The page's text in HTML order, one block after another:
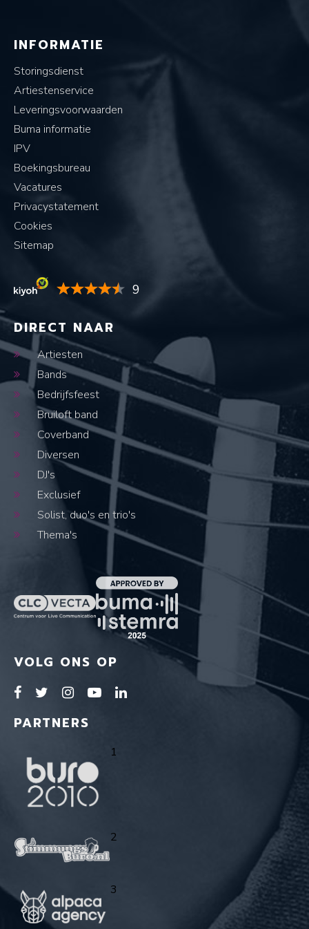
INFORMATIE
Storingsdienst
Artiestenservice
Leveringsvoorwaarden
Buma informatie
IPV
Boekingsbureau
Vacatures
Privacystatement
Cookies
Sitemap
9
DIRECT NAAR
Artiesten
Bands
Bedrijfsfeest
Bruiloft band
Coverband
Diversen
DJ's
Exclusief
Solist, duo's en trio's
Thema's
VOLG ONS OP
PARTNERS
1
2
3